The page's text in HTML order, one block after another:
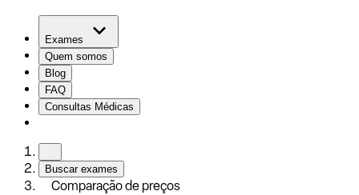
Exames
Quem somos
Blog
FAQ
Consultas Médicas
Buscar exames
Comparação de preços